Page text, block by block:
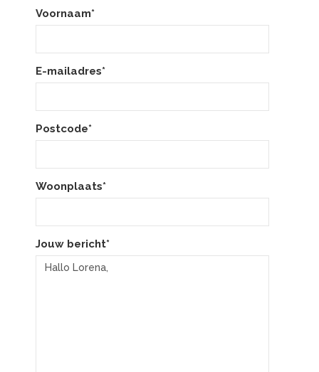
Voornaam*
E-mailadres*
Postcode*
Woonplaats*
Jouw bericht*